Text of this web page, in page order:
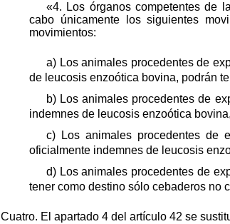
«4. Los órganos competentes de
cabo únicamente los siguientes
movimientos:
a) Los animales procedentes de
de leucosis enzoótica bovina, podrán
b) Los animales procedentes de
indemnes de leucosis enzoótica
c) Los animales procedentes de
oficialmente indemnes de leucosis
d) Los animales procedentes de
tener como destino sólo cebaderos no
Cuatro. El apartado 4 del artículo 42 se